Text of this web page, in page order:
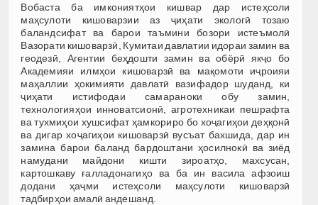
Вобаста ба имкониятҳои кишвар дар истеҳсоли
маҳсулоти кишоварзии аз ҷиҳати экологӣ тозаю
баландсифат ва барои таъмини бозори истеъмолӣ
Вазорати кишоварзӣ, Кумитаи давлатии идораи замин ва
геодезӣ, Агентии беҳдошти замин ва обёрӣ якҷо бо
Академияи илмҳои кишоварзӣ ва мақомоти иҷроияи
маҳаллии ҳокимияти давлатӣ вазифадор шуданд, ки
ҷиҳати истифодаи самараноки обу замин,
технологияҳои инноватсионӣ, агротехникаи пешрафта
ва тухмиҳои хушсифат ҳамкориро бо хоҷагиҳои деҳқонӣ
ва дигар хоҷагиҳои кишоварзӣ вусъат бахшида, дар ин
замина барои баланд бардоштани ҳосилнокӣ ва зиёд
намудани майдони кишти зироатҳо, махсусан,
картошкаву ғалладонагиҳо ва ба ин васила афзоиш
додани ҳаҷми истеҳсоли маҳсулоти кишоварзӣ
тадбирҳои амалӣ андешанд.